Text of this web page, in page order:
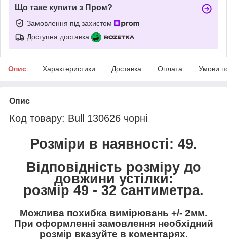
Що таке купити з Пром?
Замовлення під захистом
Доступна доставка
Опис Характеристики Доставка Оплата Умови
Опис
Код товару: Bull 130626 чорні
Розміри в наявності: 49.
Відповідність розміру до
довжини устілки:
розмір 49 - 32 сантиметра.
Можлива похибка вимірювань +/- 2мм.
При оформленні замовлення необхідний
розмір вказуйте в коментарях.